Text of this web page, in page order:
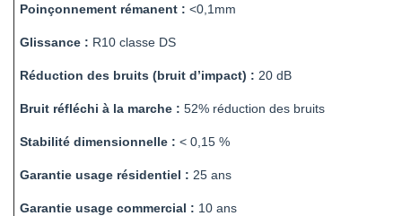
Poinçonnement rémanent : <0,1mm
Glissance : R10 classe DS
Réduction des bruits (bruit d’impact) : 20 dB
Bruit réfléchi à la marche : 52% réduction des bruits
Stabilité dimensionnelle : < 0,15 %
Garantie usage résidentiel : 25 ans
Garantie usage commercial : 10 ans